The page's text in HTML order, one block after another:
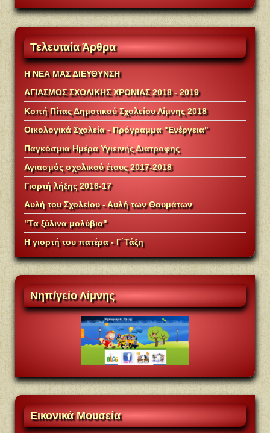
ΤελευταίαΆρθρα
Η ΝΕΑ ΜΑΣ ΔΙΕΥΘΥΝΣΗ
ΑΓΙΑΣΜΟΣ ΣΧΟΛΙΚΗΣ ΧΡΟΝΙΑΣ 2018 - 2019
Κοπή Πίτας Δημοτικού Σχολείου Λίμνης 2018
Οικολογικά Σχολεία - Πρόγραμμα "Ενέργεια"
Παγκόσμια Ημέρα Υγιεινής Διατροφης
Αγιασμός σχολικού έτους 2017-2018
Γιορτή λήξης 2016-17
Αυλή του Σχολείου - Αυλή των Θαυμάτων
"Τα ξύλινα μολύβια"
Η γιορτή του πατέρα - Γ΄Τάξη
Νηπ/γείοΛίμνης
EικονικάMουσεία